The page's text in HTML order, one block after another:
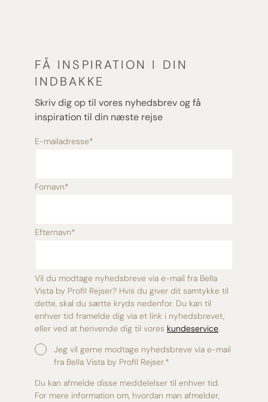
FÅ INSPIRATION I DIN
INDBAKKE
Skriv dig op til vores nyhedsbrev og få
inspiration til din næste rejse
E-mailadresse*
Fornavn*
Efternavn*
Vil du modtage nyhedsbreve via e-mail fra Bella
Vista by Profil Rejser? Hvis du giver dit samtykke til
dette, skal du sætte kryds nedenfor. Du kan til
enhver tid framelde dig via et link i nyhedsbrevet,
eller ved at henvende dig til vores kundeservice.
Jeg vil gerne modtage nyhedsbreve via e-mail
fra Bella Vista by Profil Rejser.*
Du kan afmelde disse meddelelser til enhver tid.
For mere information om, hvordan man afmelder,